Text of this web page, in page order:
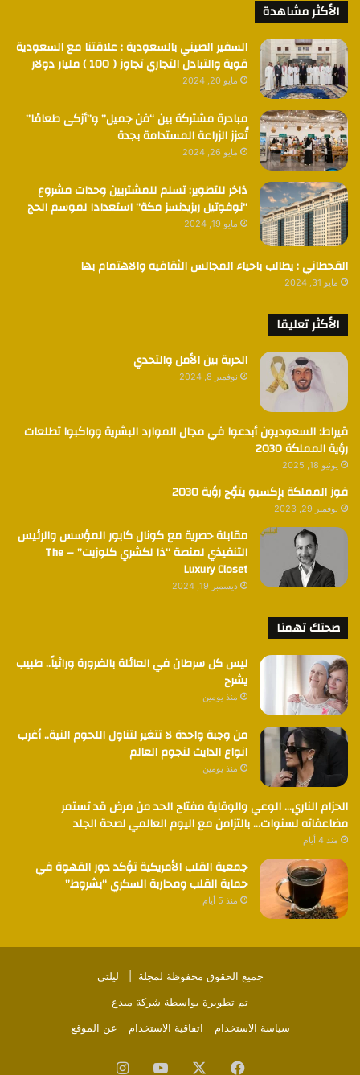
الأكثر مشاهدة
السفير الصيني بالسعودية : علاقتنا مع السعودية
قوية والتبادل التجاري تجاوز ( 100 ) مليار دولار
مايو 20, 2024
مبادرة مشتركة بين “فن جميل” و”أزكى طعامًا”
تُعزز الزراعة المستدامة بجدة
مايو 26, 2024
ذاخر للتطوير: تسلم للمشتريين وحدات مشروع
“نوفوتيل ريزيدنسز مكة” استعدادا لموسم الحج
مايو 19, 2024
القحطاني : يطالب باحياء المجالس الثقافيه والاهتمام بها
مايو 31, 2024
الأكثر تعليقا
الحرية بين الأمل والتحدي
نوفمبر 8, 2024
قيراط: السعوديون أبدعوا في مجال الموارد البشرية وواكبوا تطلعات
رؤية المملكة 2030
يونيو 18, 2025
فوز المملكة بإكسبو يتوٌج رؤية 2030
نوفمبر 29, 2023
مقابلة حصرية مع كونال كابور المؤسس والرئيس
التنفيذي لمنصة “ذا لكشري كلوزيت” – The
Luxury Closet
ديسمبر 19, 2024
صحتك تهمنا
ليس كل سرطان في العائلة بالضرورة وراثياً.. طبيب
يشرح
منذ يومين
من وجبة واحدة لا تتغير لتناول اللحوم النية.. أغرب
انواع الدايت لنجوم العالم
منذ يومين
الحزام الناري… الوعي والوقاية مفتاح الحد من مرض قد تستمر
مضاعفاته لسنوات… بالتزامن مع اليوم العالمي لصحة الجلد
منذ 4 أيام
جمعية القلب الأمريكية تؤكد دور القهوة في
حماية القلب ومحاربة السكري “بشروط”
منذ 5 أيام
جميع الحقوق محفوظة لمجلة | ليلتي
تم تطويرة بواسطة شركة مبدع
سياسة الاستخدام
اتفاقية الاستخدام عن الموقع
فيسبوك ‫YouTubeانستقرام